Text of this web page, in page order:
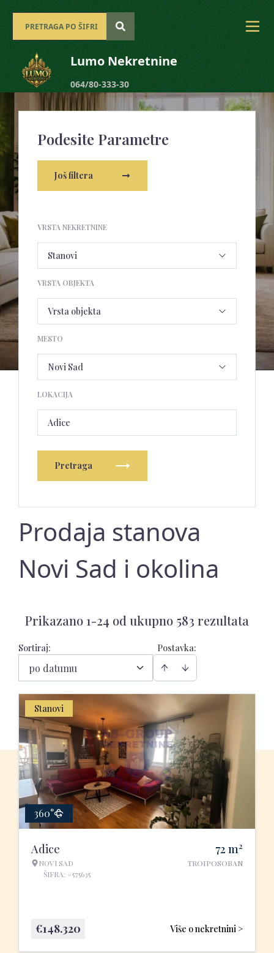
Lumo Nekretnine
064/80-333-30
Podesite Parametre
Još filtera
VRSTA NEKRETNINE
VRSTA OBJEKTA
MESTO
LOKACIJA
Adice
Pretraga
Prodaja stanova
Novi Sad i okolina
Prikazano 1-24 od ukupno 583 rezultata
Postavka:
Sortiraj:
po datumu
Stanovi
360°
Adice
NOVI SAD
ŠIFRA: #575635
72 m2
TROIPOSOBAN
Više o nekretnini >
€148.320